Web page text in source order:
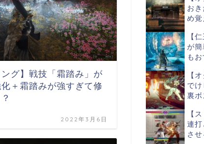
ング】戦技「霜踏み」が
＋霜踏みが強すぎて修
2022年3月6日
お
め覚
【
が
も
【
でけ
裏
【
連打
さ